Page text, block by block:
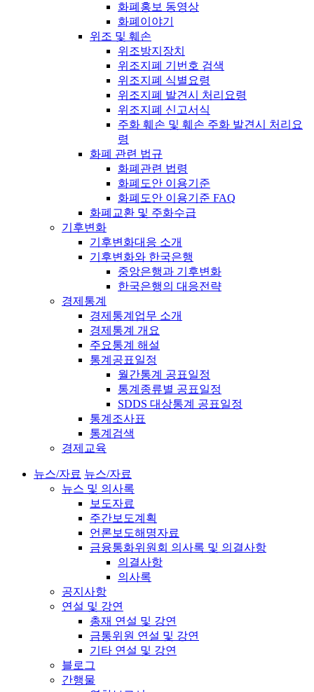
화폐홍보 동영상
화폐이야기
위조 및 훼손
위조방지장치
위조지폐 기번호 검색
위조지폐 식별요령
위조지폐 발견시 처리요령
위조지폐 신고서식
주화 훼손 및 훼손 주화 발견시 처리요
령
화폐 관련 법규
화폐관련 법령
화폐도안 이용기준
화폐도안 이용기준 FAQ
화폐교환 및 주화수급
기후변화
기후변화대응 소개
기후변화와 한국은행
중앙은행과 기후변화
한국은행의 대응전략
경제통계
경제통계업무 소개
경제통계 개요
주요통계 해설
통계공표일정
월간통계 공표일정
통계종류별 공표일정
SDDS 대상통계 공표일정
통계조사표
통계검색
경제교육
뉴스/자료 뉴스/자료
뉴스 및 의사록
보도자료
주간보도계획
언론보도해명자료
금융통화위원회 의사록 및 의결사항
의결사항
의사록
공지사항
연설 및 강연
총재 연설 및 강연
금통위원 연설 및 강연
기타 연설 및 강연
블로그
간행물